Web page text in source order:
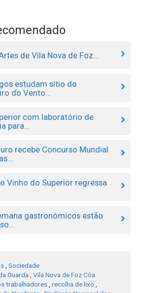
de Vila Nova de Foz...
estudam sítio do
do Vento...
com laboratório de
para...
recebe Concurso Mundial
Vinho do Superior regressa
gastronómicos estão
, Sociedade
Guarda, Vila Nova de Foz Côa
trabalhadores, recolha de lixo ,